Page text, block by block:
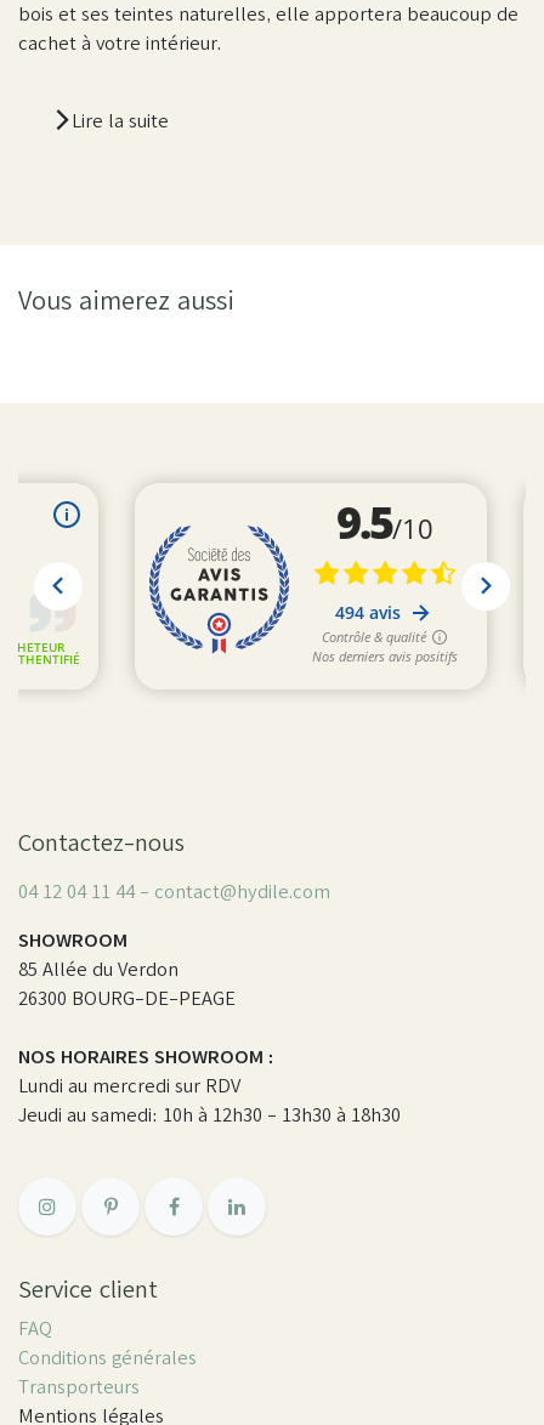
bois et ses teintes naturelles, elle apportera beaucoup de
cachet à votre intérieur.
Lire la suite
Vous aimerez aussi
Contactez-nous
04 12 04 11 44 - contact@hydile.com
SHOWROOM
85 Allée du Verdon
26300 BOURG-DE-PEAGE
NOS HORAIRES SHOWROOM :
Lundi au mercredi sur RDV
Jeudi au samedi: 10h à 12h30 - 13h30 à 18h30
Service client
FAQ
Conditions générales
Transporteurs
Mentions légales